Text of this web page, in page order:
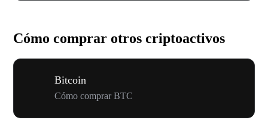
Cómo comprar otros criptoactivos
Bitcoin
Cómo comprar BTC